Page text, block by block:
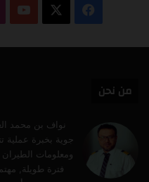
فيسبوك
من نحن
نواف بن محمد
ومعلومات
فترة طويلة,